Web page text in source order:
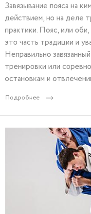
Завязывание пояса на
действием, но на деле
практики. Пояс, или
это часть традиции и
Неправильно
тренировки или
остановкам и
Подробнее